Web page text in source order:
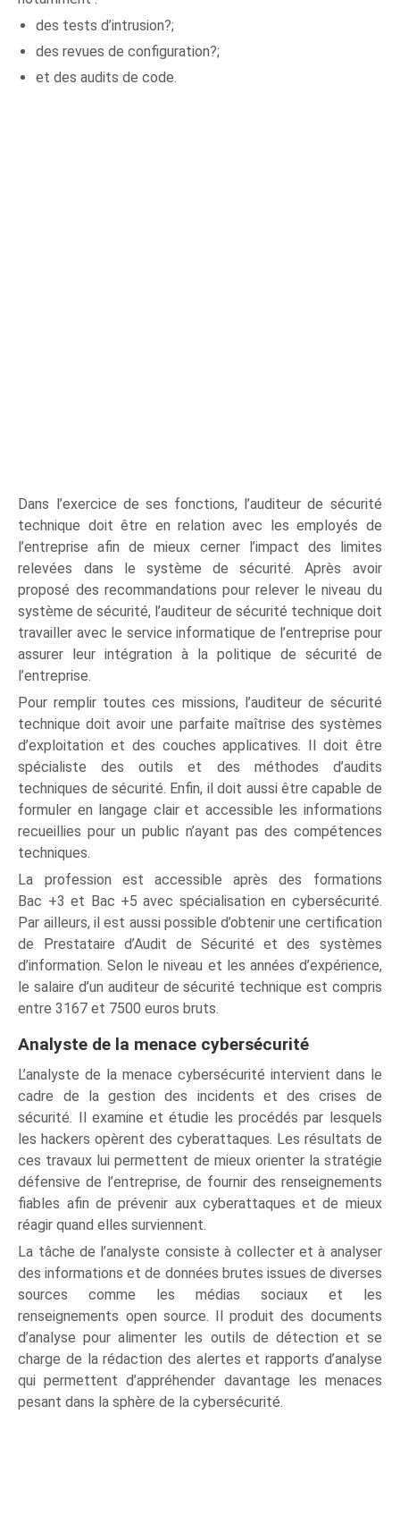
des tests d’intrusion?;
des revues de configuration?;
et des audits de code.
Dans l’exercice de ses fonctions, l’auditeur de sécurité
technique doit être en relation avec les employés de
l’entreprise afin de mieux cerner l’impact des limites
relevées dans le système de sécurité. Après avoir
proposé des recommandations pour relever le niveau du
système de sécurité, l’auditeur de sécurité technique doit
travailler avec le service informatique de l’entreprise pour
assurer leur intégration à la politique de sécurité de
l’entreprise.
Pour remplir toutes ces missions, l’auditeur de sécurité
technique doit avoir une parfaite maîtrise des systèmes
d’exploitation et des couches applicatives. Il doit être
spécialiste des outils et des méthodes d’audits
techniques de sécurité. Enfin, il doit aussi être capable de
formuler en langage clair et accessible les informations
recueillies pour un public n’ayant pas des compétences
techniques.
La profession est accessible après des formations
Bac +3 et Bac +5 avec spécialisation en cybersécurité.
Par ailleurs, il est aussi possible d’obtenir une certification
de Prestataire d’Audit de Sécurité et des systèmes
d’information. Selon le niveau et les années d’expérience,
le salaire d’un auditeur de sécurité technique est compris
entre 3167 et 7500 euros bruts.
Analyste de la menace cybersécurité
L’analyste de la menace cybersécurité intervient dans le
cadre de la gestion des incidents et des crises de
sécurité. Il examine et étudie les procédés par lesquels
les hackers opèrent des cyberattaques. Les résultats de
ces travaux lui permettent de mieux orienter la stratégie
défensive de l’entreprise, de fournir des renseignements
fiables afin de prévenir aux cyberattaques et de mieux
réagir quand elles surviennent.
La tâche de l’analyste consiste à collecter et à analyser
des informations et de données brutes issues de diverses
sources comme les médias sociaux et les
renseignements open source. Il produit des documents
d’analyse pour alimenter les outils de détection et se
charge de la rédaction des alertes et rapports d’analyse
qui permettent d’appréhender davantage les menaces
pesant dans la sphère de la cybersécurité.